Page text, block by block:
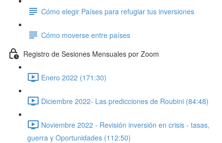
Cómo elegir Países para refugiar tus inversiones
Cómo moverse entre países
Registro de Sesiones Mensuales por Zoom
Enero 2022 (171:30)
Diciembre 2022- Las predicciones de Roubini (84:48)
Noviembre 2022 - Revisión inversión en crisis - tasas,
guerra y Oportunidades (112:50)